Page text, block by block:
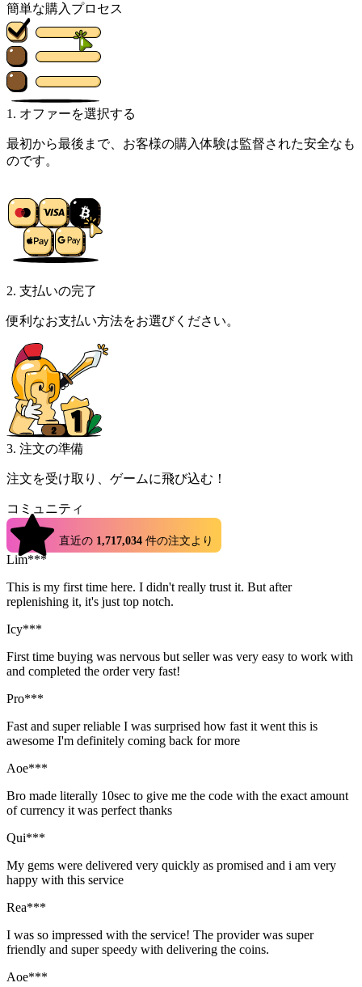
簡単な購入プロセス
1. オファーを選択する
最初から最後まで、お客様の購入体験は監督された安全なも
のです。
2. 支払いの完了
便利なお支払い方法をお選びください。
3. 注文の準備
注文を受け取り、ゲームに飛び込む！
コミュニティ
直近の 1,717,034 件の注文より
Lim***
This is my first time here. I didn't really trust it. But after
replenishing it, it's just top notch.
Icy***
First time buying was nervous but seller was very easy to work with
and completed the order very fast!
Pro***
Fast and super reliable I was surprised how fast it went this is
awesome I'm definitely coming back for more
Aoe***
Bro made literally 10sec to give me the code with the exact amount
of currency it was perfect thanks
Qui***
My gems were delivered very quickly as promised and i am very
happy with this service
Rea***
I was so impressed with the service! The provider was super
friendly and super speedy with delivering the coins.
Aoe***